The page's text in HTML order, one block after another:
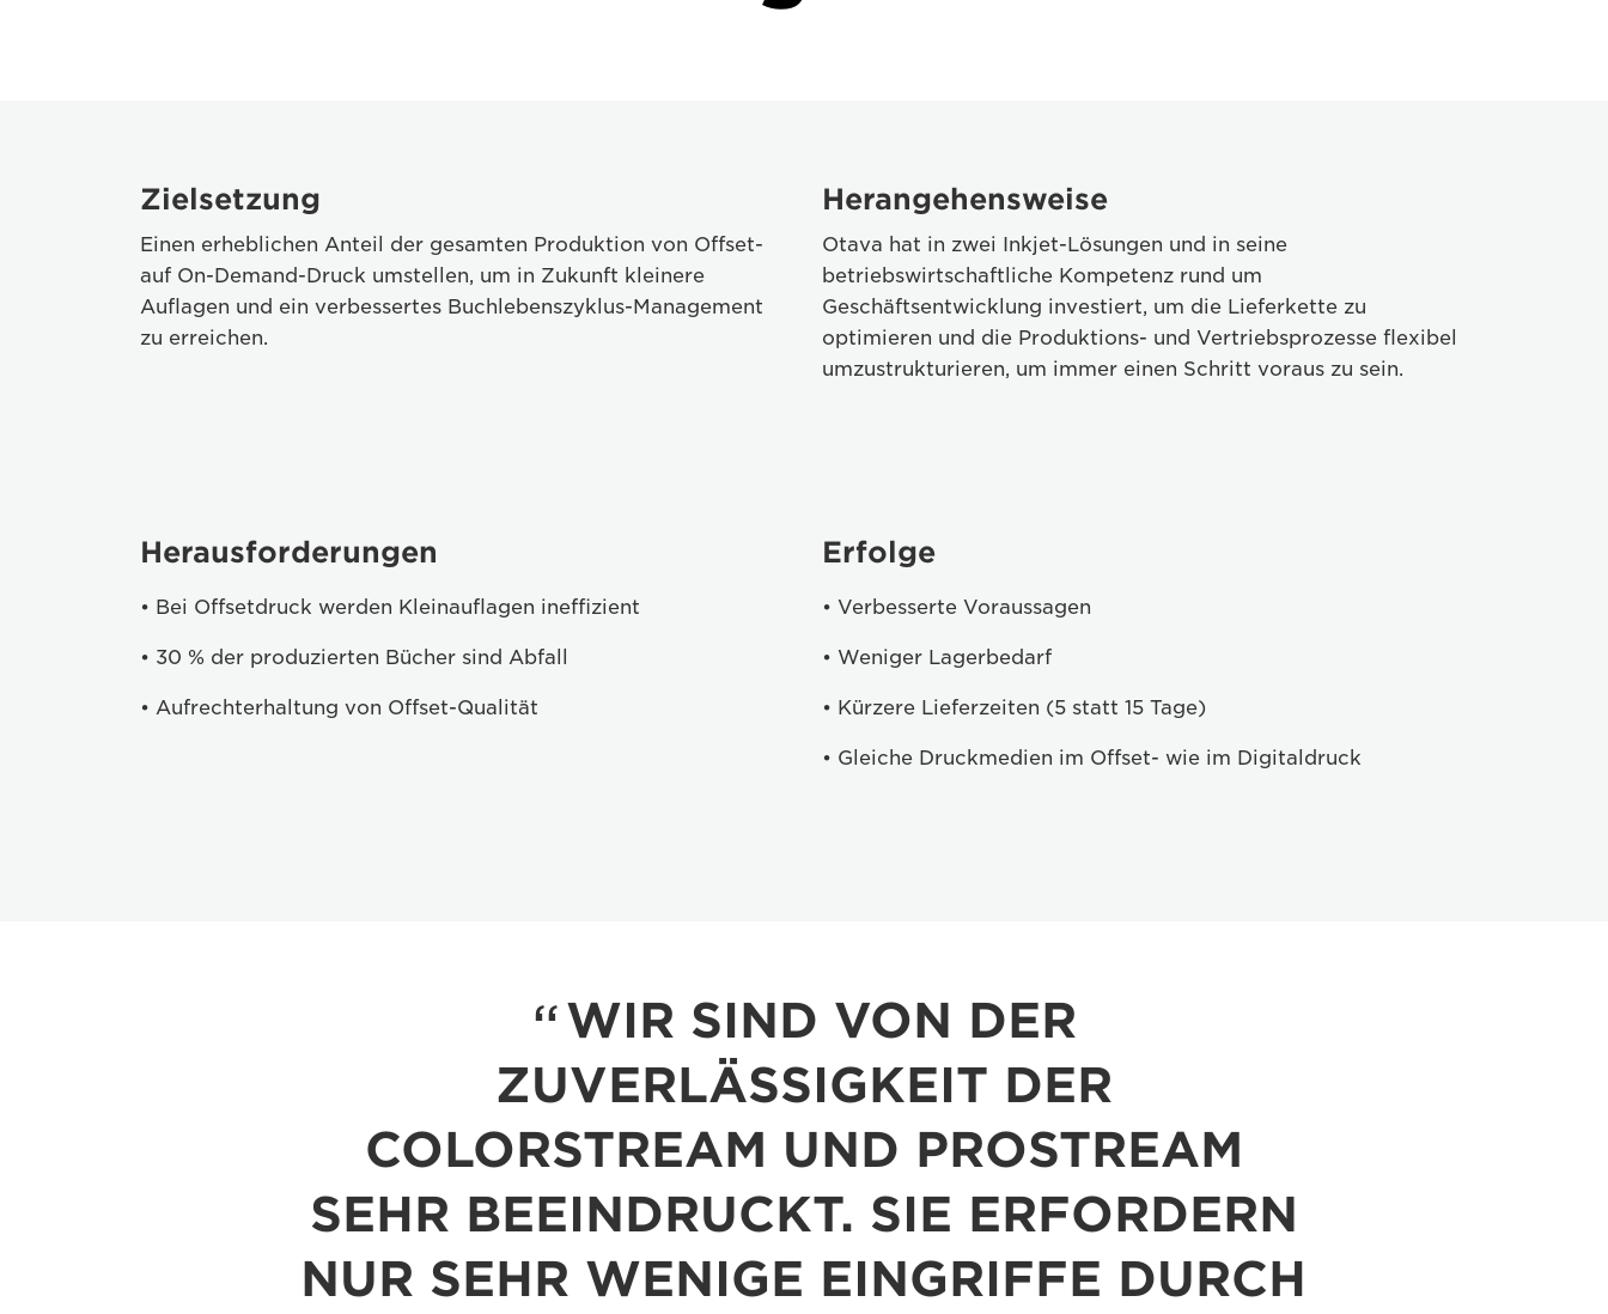
Zielsetzung
Einen erheblichen Anteil der gesamten Produktion von Offset-
auf On-Demand-Druck umstellen, um in Zukunft kleinere
Auflagen und ein verbessertes Buchlebenszyklus-Management
zu erreichen.
Herangehensweise
Otava hat in zwei Inkjet-Lösungen und in seine
betriebswirtschaftliche Kompetenz rund um
Geschäftsentwicklung investiert, um die Lieferkette zu
optimieren und die Produktions- und Vertriebsprozesse flexibel
umzustrukturieren, um immer einen Schritt voraus zu sein.
Herausforderungen
• Bei Offsetdruck werden Kleinauflagen ineffizient
• 30 % der produzierten Bücher sind Abfall
• Aufrechterhaltung von Offset-Qualität
Erfolge
• Verbesserte Voraussagen
• Weniger Lagerbedarf
• Kürzere Lieferzeiten (5 statt 15 Tage)
• Gleiche Druckmedien im Offset- wie im Digitaldruck
WIR SIND VON DER
ZUVERLÄSSIGKEIT DER
COLORSTREAM UND PROSTREAM
SEHR BEEINDRUCKT. SIE ERFORDERN
NUR SEHR WENIGE EINGRIFFE DURCH